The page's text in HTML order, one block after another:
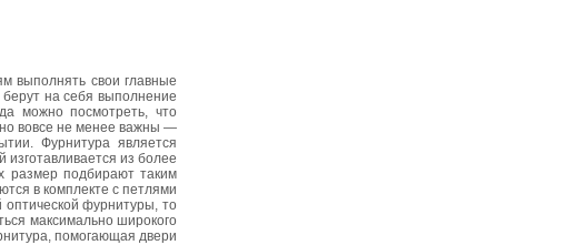
выполнять свои главные
на себя выполнение
можно посмотреть, что
но вовсе не менее важны —
Фурнитура является
из более
размер подбирают таким
в комплекте с петлями
оптической фурнитуры, то
максимально широкого
помогающая двери